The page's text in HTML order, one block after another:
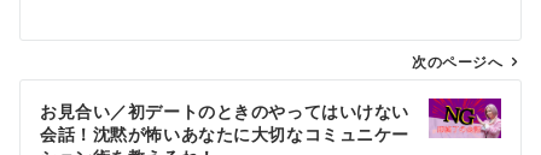
次のページへ
お見合い／初デートのときのやってはいけない
会話！沈黙が怖いあなたに大切なコミュニケー